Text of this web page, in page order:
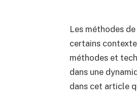
Les méthodes
certains
méthodes et
dans une
dans cet article